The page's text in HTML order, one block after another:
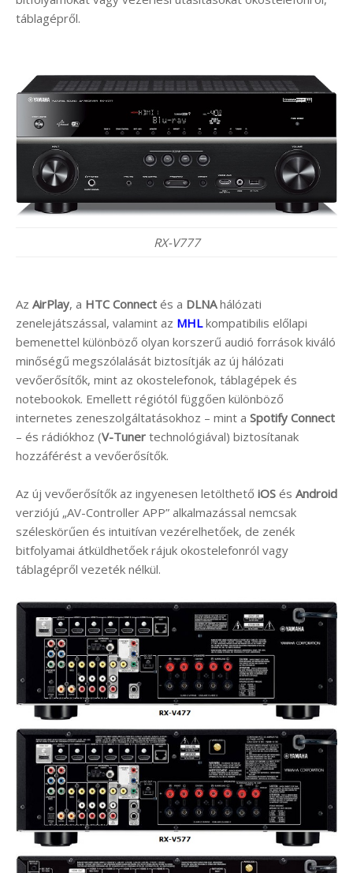
táblagépről.
RX-V777
Az AirPlay, a HTC Connect és a DLNAhálózati
zenelejátszással, valamint az MHLkompatibilis előlapi
bemenettel különböző olyan korszerű audió források kiváló
minőségű megszólalását biztosítják az új hálózati
vevőerősítők, mint az okostelefonok, táblagépek és
notebookok. Emellett régiótól függően különböző
internetes zeneszolgáltatásokhoz – mint a Spotify Connect
– és rádiókhoz (V-Tuner technológiával) biztosítanak
hozzáférést a vevőerősítők.
Az új vevőerősítők az ingyenesen letölthető iOS és Android
verziójú „AV-Controller APP” alkalmazással nemcsak
széleskörűen és intuitívan vezérelhetőek, de zenék
bitfolyamai átküldhetőek rájuk okostelefonról vagy
táblagépről vezeték nélkül.